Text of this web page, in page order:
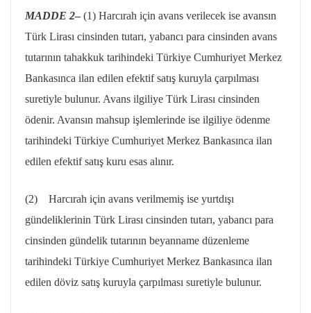
MADDE 2– (1) Harcırah için avans verilecek ise avansın
Türk Lirası cinsinden tutarı, yabancı para cinsinden avans
tutarının tahakkuk tarihindeki Türkiye Cumhuriyet Merkez
Bankasınca ilan edilen efektif satış kuruyla çarpılması
suretiyle bulunur. Avans ilgiliye Türk Lirası cinsinden
ödenir. Avansın mahsup işlemlerinde ise ilgiliye ödenme
tarihindeki Türkiye Cumhuriyet Merkez Bankasınca ilan
edilen efektif satış kuru esas alınır.
(2) Harcırah için avans verilmemiş ise yurtdışı
gündeliklerinin Türk Lirası cinsinden tutarı, yabancı para
cinsinden gündelik tutarının beyanname düzenleme
tarihindeki Türkiye Cumhuriyet Merkez Bankasınca ilan
edilen döviz satış kuruyla çarpılması suretiyle bulunur.